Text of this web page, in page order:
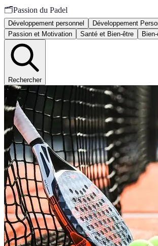
🗂️Passion du Padel
Développement personnel
Développement
Passion et Motivation
Santé et Bien-être
Rechercher